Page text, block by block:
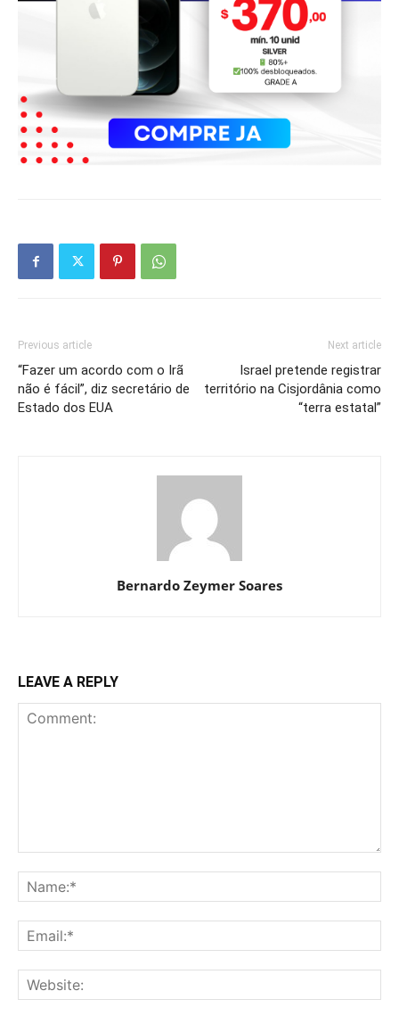
Previous article
“Fazer um acordo com o Irã
não é fácil”, diz secretário de
Estado dos EUA
Next article
Israel pretende registrar
território na Cisjordânia como
“terra estatal”
Bernardo Zeymer Soares
LEAVE A REPLY